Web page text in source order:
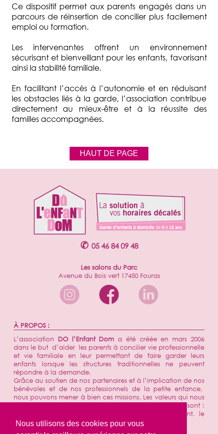
Nous utilisons des cookies pour vous
Ce dispositif permet aux parents engagés dans un
parcours de réinsertion de concilier plus facilement
emploi ou formation.
Les intervenantes offrent un environnement
sécurisant et bienveillant pour les enfants, favorisant
ainsi la stabilité familiale.
En facilitant l’accès à l’autonomie et en réduisant
les obstacles liés à la garde, l’association contribue
directement au mieux-être et à la réussite des
familles accompagnées.
HAUT DE PAGE
✆ 05 46 84 09 48
Les salons du Parc
Avenue du Bois vert 17450 Fouras
À PROPOS :
L’association DO l’Enfant Dom a été créée en mars 2006
dans le but d’aider les parents à concilier vie professionnelle
et vie familiale en leur permettant de faire garder leurs
enfants lorsque les structures traditionnelles ne peuvent
répondre à la demande.
Grâce au soutien de nos partenaires et à l’implication de nos
bénévoles et de nos professionnels de la petite enfance,
nous pouvons mener à bien ces missions. Les valeurs qui nous
ont toujours animées et sont de plus en plus présentes sont :
l’utilité sociale, le soutien aux familles, l’engagement, le
respect et la convivialité.